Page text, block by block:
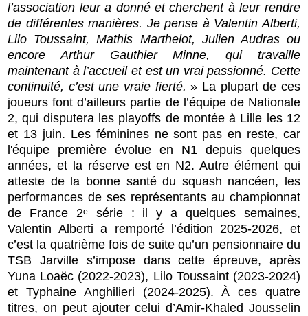
l’association leur a donné et cherchent à leur rendre
de différentes manières. Je pense à Valentin Alberti,
Lilo Toussaint, Mathis Marthelot, Julien Audras ou
encore Arthur Gauthier Minne, qui travaille
maintenant à l’accueil et est un vrai passionné. Cette
continuité, c’est une vraie fierté. » La plupart de ces
joueurs font d’ailleurs partie de l’équipe de Nationale
2, qui disputera les playoffs de montée à Lille les 12
et 13 juin. Les féminines ne sont pas en reste, car
l'équipe première évolue en N1 depuis quelques
années, et la réserve est en N2. Autre élément qui
atteste de la bonne santé du squash nancéen, les
performances de ses représentants au championnat
de France 2ᵉ série : il y a quelques semaines,
Valentin Alberti a remporté l’édition 2025-2026, et
c’est la quatrième fois de suite qu’un pensionnaire du
TSB Jarville s’impose dans cette épreuve, après
Yuna Loaëc (2022-2023), Lilo Toussaint (2023-2024)
et Typhaine Anghilieri (2024-2025). À ces quatre
titres, on peut ajouter celui d’Amir-Khaled Jousselin